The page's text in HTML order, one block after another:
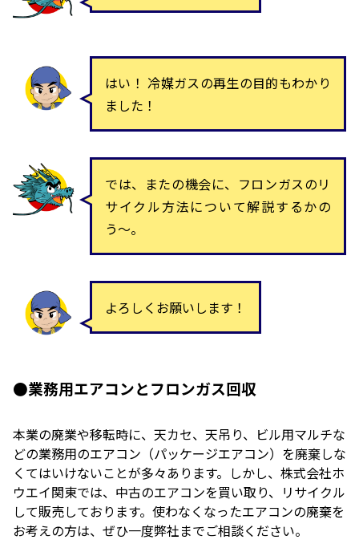
はい！ 冷媒ガスの再生の目的もわかり
ました！
では、またの機会に、フロンガスのリ
サイクル方法について解説するかの
う〜。
よろしくお願いします！
●業務用エアコンとフロンガス回収
本業の廃業や移転時に、天カセ、天吊り、ビル用マルチな
どの業務用のエアコン（パッケージエアコン）を廃棄しな
くてはいけないことが多々あります。しかし、株式会社ホ
ウエイ関東では、中古のエアコンを買い取り、リサイクル
して販売しております。使わなくなったエアコンの廃棄を
お考えの方は、ぜひ一度弊社までご相談ください。